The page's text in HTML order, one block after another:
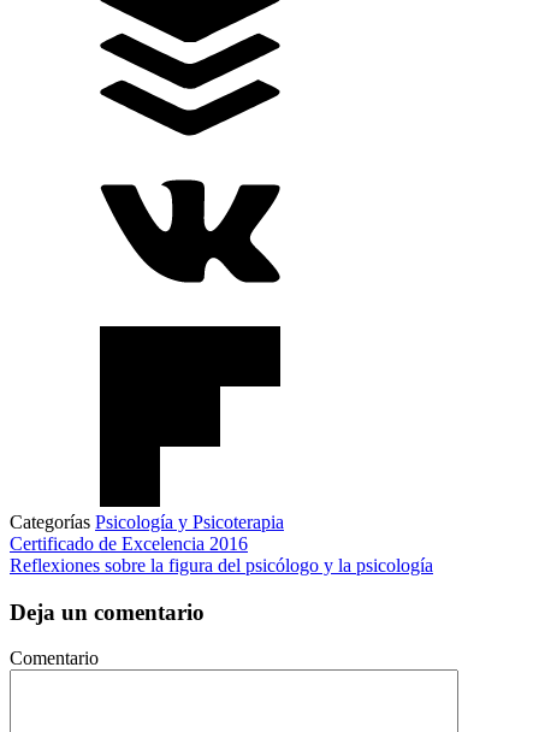
Categorías Psicología y Psicoterapia
Certificado de Excelencia 2016
Reflexiones sobre la figura del psicólogo y la psicología
Deja un comentario
Comentario